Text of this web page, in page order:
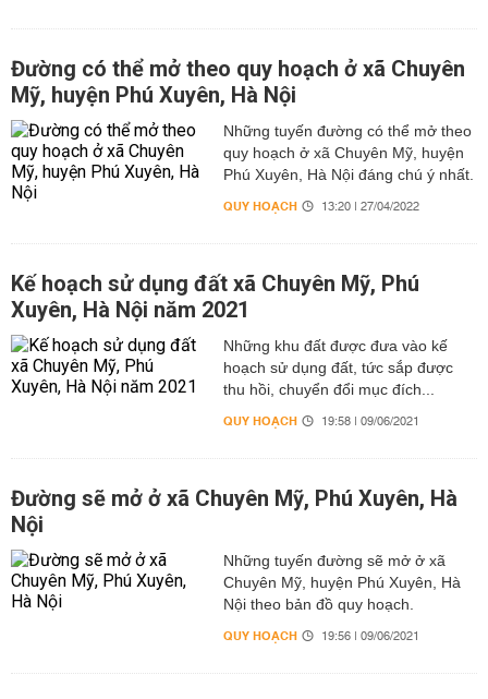
Đường có thể mở theo quy hoạch ở xã Chuyên
Mỹ, huyện Phú Xuyên, Hà Nội
Những tuyến đường có thể mở theo
quy hoạch ở xã Chuyên Mỹ, huyện
Phú Xuyên, Hà Nội đáng chú ý nhất.
QUY HOẠCH 13:20 | 27/04/2022
Kế hoạch sử dụng đất xã Chuyên Mỹ, Phú
Xuyên, Hà Nội năm 2021
Những khu đất được đưa vào kế
hoạch sử dụng đất, tức sắp được
thu hồi, chuyển đổi mục đích...
QUY HOẠCH 19:58 | 09/06/2021
Đường sẽ mở ở xã Chuyên Mỹ, Phú Xuyên, Hà
Nội
Những tuyến đường sẽ mở ở xã
Chuyên Mỹ, huyện Phú Xuyên, Hà
Nội theo bản đồ quy hoạch.
QUY HOẠCH 19:56 | 09/06/2021